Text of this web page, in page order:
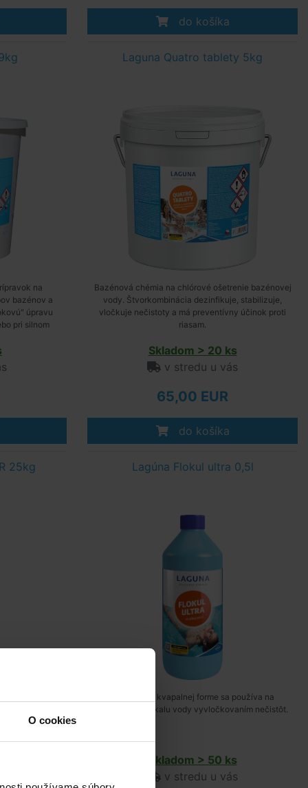
O cookies
do košíka
na
bazénov a
úpravu
pri silnom
Laguna Quatro tablety 5kg
Bazénová chémia na chlórové ošetrenie bazénovej
vody. Štvorkombinácia dezinfikuje, stabilizuje,
vločkuje nečistoty a má preventívny účinok proti
riasam.
Skladom > 20 ks
v stredu u vás
65,00 EUR
do košíka
25kg
filtračných
Lagúna Flokul ultra 0,5l
Prípravok v kvapalnej forme sa používa na
odstránenie zákalu vody vyvločkovaním nečistôt.
Skladom > 50 ks
v stredu u vás